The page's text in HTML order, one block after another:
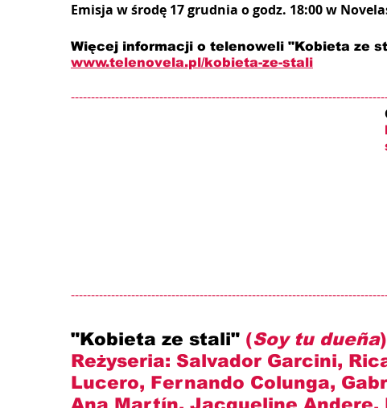
Emisja w środę 17 grudnia o godz. 18:00 w
Więcej informacji o telenoweli "Kobieta ze
www.telenovela.pl/kobieta-ze-stali
"Kobieta ze stali" (Soy tu dueña
Reżyseria: Salvador Garcini,
Lucero, Fernando Colunga,